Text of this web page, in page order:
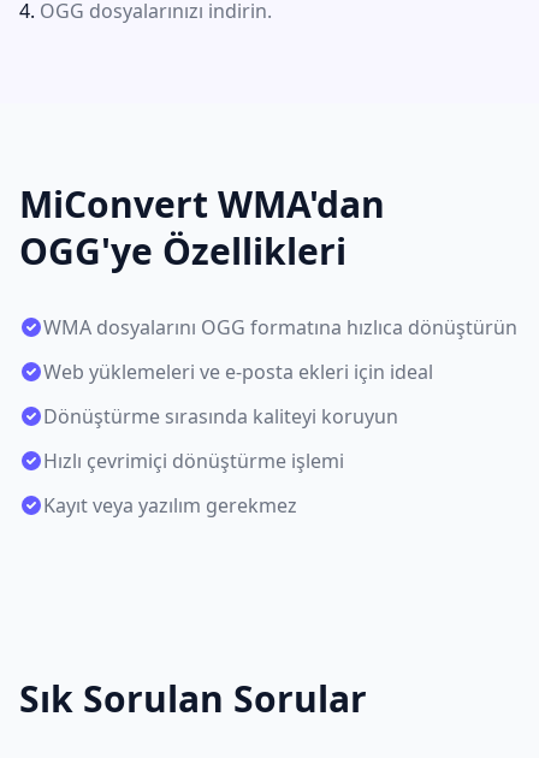
OGG dosyalarınızı indirin.
MiConvert WMA'dan
OGG'ye Özellikleri
WMA dosyalarını OGG formatına hızlıca dönüştürün
Web yüklemeleri ve e-posta ekleri için ideal
Dönüştürme sırasında kaliteyi koruyun
Hızlı çevrimiçi dönüştürme işlemi
Kayıt veya yazılım gerekmez
Sık Sorulan Sorular